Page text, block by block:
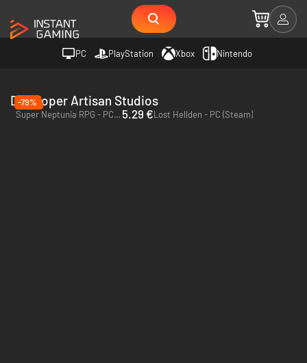
PC PlayStation Xbox Nintendo
Developer Artisan Studios
-79%
Super Neptunia RPG - PC (Steam) 5.29 €Lost Hellden - PC (Steam)